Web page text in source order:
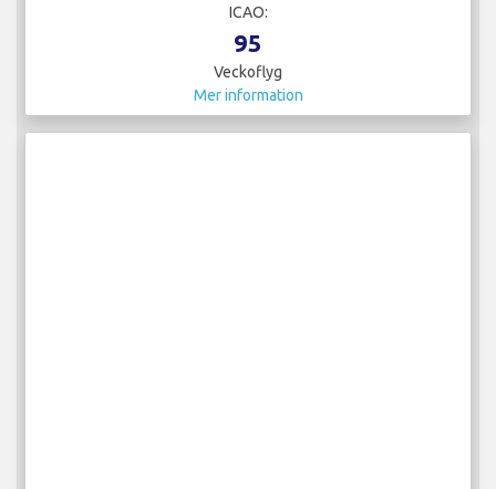
ICAO:
95
Veckoflyg
Mer information